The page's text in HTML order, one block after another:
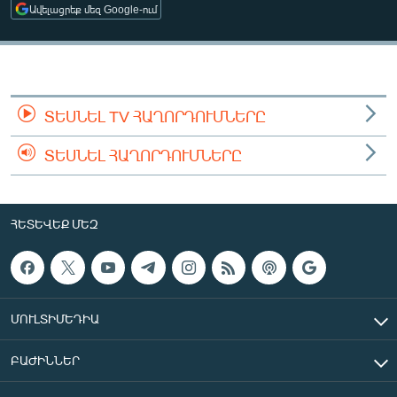
ՄԻՋԱԶԳԱՅԻՆ
ՄՇԱԿՈՒՅԹ
ՄԵԿՆԱԲԱՆՈՒԹՅՈՒՆ
ՏՏ ԵՒ ԻՆՏԵՐՆԵՏ
ԿՈՐՈՆԱՎԻՐՈՒՍ
ԱՐԽԻՎ
ԲԱՆԱՎԵՃ
ՁԳՏԵԼՈՎ ԼԱՎԱԳՈՒՅՆԻՆ
Հայերեն
Ավելացրեք մեզ Google-ում
ՏԵՍՆԵԼ TV ՀԱՂՈՐԴՈՒՄՆԵՐԸ
ՏԵՍՆԵԼ ՀԱՂՈՐԴՈՒՄՆԵՐԸ
ՀԵՏԵՎԵՔ ՄԵԶ
ՄՈՒԼՏԻՄԵԴԻԱ
ԲԱԺԻՆՆԵՐ